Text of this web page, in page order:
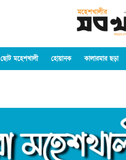
ছোট মহেশখালী হোয়ানক কালারমার ছড়া